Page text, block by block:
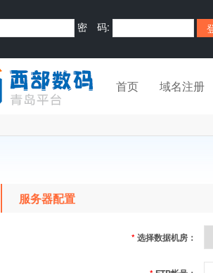
密 码:
首页 域名注册
服务器配置
*选择数据机房：